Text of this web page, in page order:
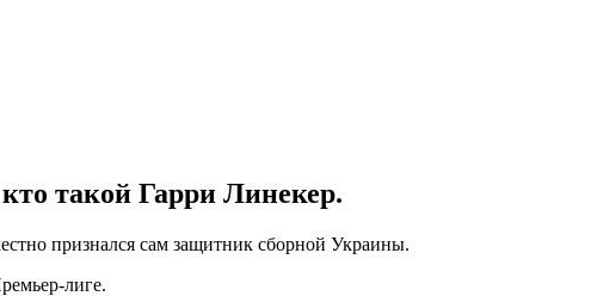
такой Гарри Линекер.
признался сам защитник сборной Украины.
лиге.